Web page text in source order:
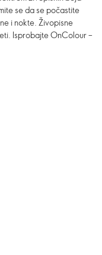
se da se počastite
i nokte. Živopisne
Isprobajte OnColour –